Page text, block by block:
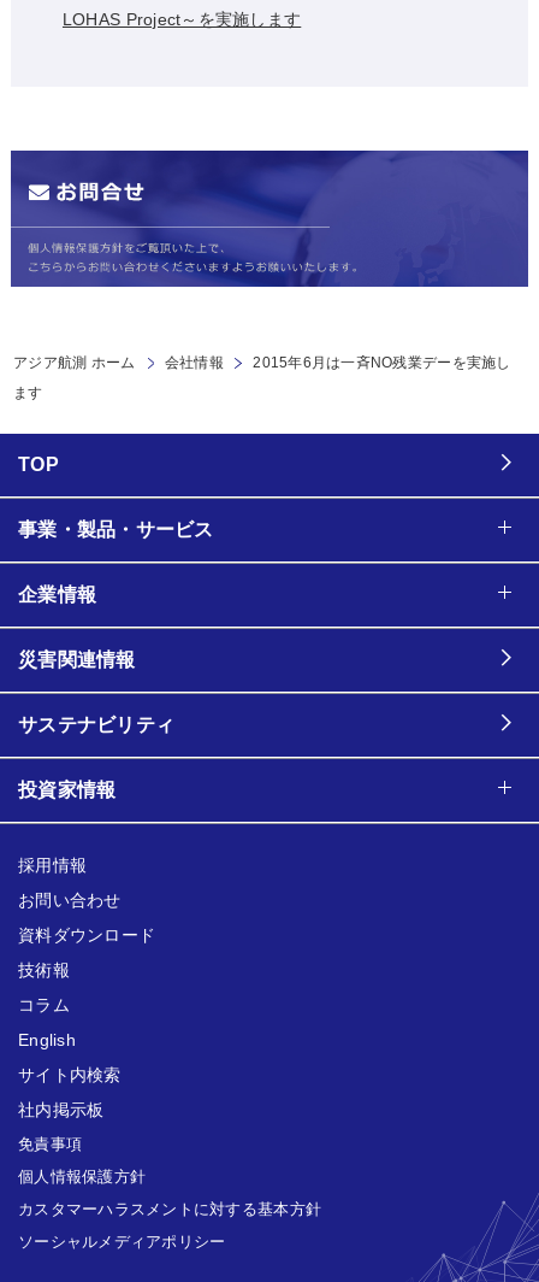
LOHAS Project～を実施します
アジア航測 ホーム 会社情報
2015年6月は一斉NO残業デーを実施し
ます
TOP
事業・製品・サービス
企業情報
災害関連情報
サステナビリティ
投資家情報
採用情報
お問い合わせ
資料ダウンロード
技術報
コラム
English
サイト内検索
社内掲示板
免責事項
個人情報保護方針
カスタマーハラスメントに対する基本方針
ソーシャルメディアポリシー